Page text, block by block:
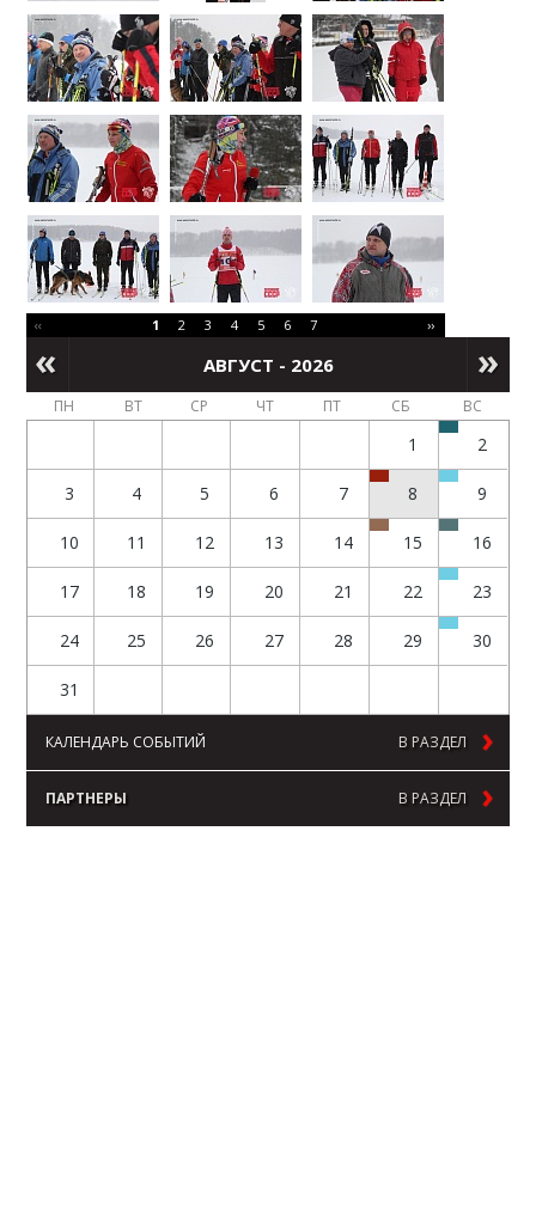
‹‹ ››
1 2 3 4 5 6 7
АВГУСТ - 2026
ПН ВТ СР ЧТ ПТ СБ ВС
1 2
3 4 5 6 7 8 9
10 11 12 13 14 15 16
17 18 19 20 21 22 23
24 25 26 27 28 29 30
31
КАЛЕНДАРЬ СОБЫТИЙ В РАЗДЕЛ
ПАРТНЕРЫ В РАЗДЕЛ